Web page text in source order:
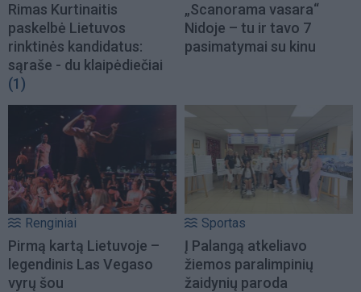
Rimas Kurtinaitis
paskelbė Lietuvos
rinktinės kandidatus:
sąraše - du klaipėdiečiai
(1)
„Scanorama vasara“
Nidoje – tu ir tavo 7
pasimatymai su kinu
Renginiai
Pirmą kartą Lietuvoje –
legendinis Las Vegaso
vyrų šou
Sportas
Į Palangą atkeliavo
žiemos paralimpinių
žaidynių paroda